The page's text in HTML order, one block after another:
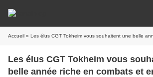
Accueil » Les élus CGT Tokheim vous souhaitent une belle année riche
Les élus CGT Tokheim vous
belle année riche en combats et